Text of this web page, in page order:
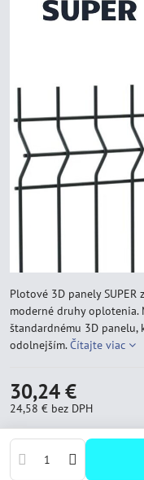
Plotové 3D panely
moderné druhy
štandardnému 3D panelu,
odolnejším.Čítajte viac
30,24 €
24,58 € bez DPH